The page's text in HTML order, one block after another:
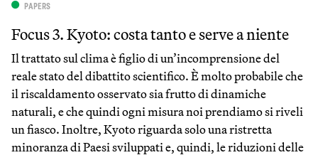
PAPERS
Focus 3. Kyoto: costa tanto e serve a niente
Il trattato sul clima è figlio di un’incomprensione del
reale stato del dibattito scientifico. È molto probabile che
il riscaldamento osservato sia frutto di dinamiche
naturali, e che quindi ogni misura noi prendiamo si riveli
un fiasco. Inoltre, Kyoto riguarda solo una ristretta
minoranza di Paesi sviluppati e, quindi, le riduzioni delle